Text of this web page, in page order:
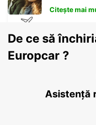
GLASGOW
PAISLEY - UNITED
ABERDEEN - UNITED
Citește mai
De ce să
Europcar ?
Asistență